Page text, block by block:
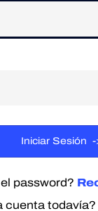
password?
cuenta todavía?